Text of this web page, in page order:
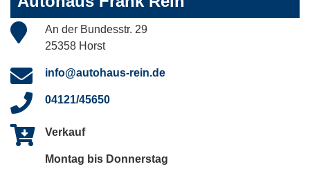
An der Bundesstr. 29
25358 Horst
info@autohaus-rein.de
04121/45650
Verkauf
Montag bis Donnerstag